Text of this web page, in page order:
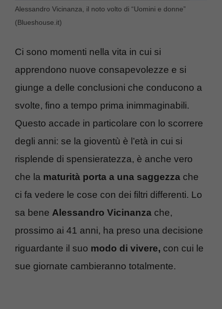
Alessandro Vicinanza, il noto volto di “Uomini e donne”
(Blueshouse.it)
Ci sono momenti nella vita in cui si
apprendono nuove consapevolezze e si
giunge a delle conclusioni che conducono a
svolte, fino a tempo prima inimmaginabili.
Questo accade in particolare con lo scorrere
degli anni: se la gioventù è l’età in cui si
risplende di spensieratezza, è anche vero
che la maturità porta a una saggezza che
ci fa vedere le cose con dei filtri differenti. Lo
sa bene Alessandro Vicinanza che,
prossimo ai 41 anni, ha preso una decisione
riguardante il suo modo di vivere, con cui le
sue giornate cambieranno totalmente.